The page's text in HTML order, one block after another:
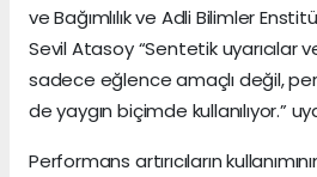
ve Bağımlılık ve Adli Bilimler
Sevil Atasoy “Sentetik uyarıcılar ve
sadece eğlence amaçlı değil,
de yaygın biçimde kullanılıyor.”
Performans artırıcıların